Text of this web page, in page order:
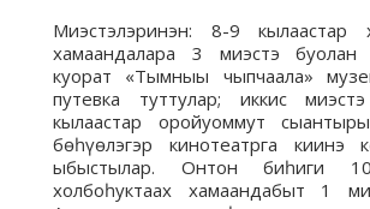
Миэстэлэринэн: 8-9 кылаастар
хамаандалара 3 миэстэ буолан
куорат «Тымныы чыпчаала»
путевка туттулар; иккис
кылаастар оройуоммут
бөһүөлэгэр кинотеатрга киинэ
ыбыстылар. Онтон биһиги
холбоһуктаах хамаандабыт 1